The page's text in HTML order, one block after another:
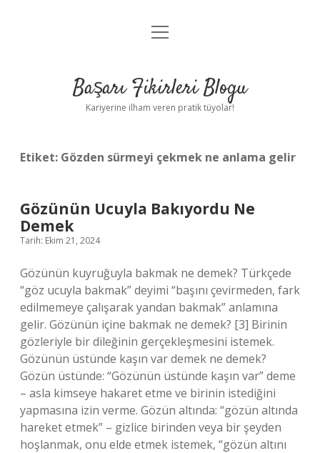
Anasayfa
Yasal Uyarı
menüyü
Başarı Fikirleri Blogu
Kariyerine ilham veren pratik tüyolar!
Etiket: Gözden sürmeyi çekmek ne anlama gelir
Gözünün Ucuyla Bakıyordu Ne
Demek
Tarih: Ekim 21, 2024
Gözünün kuyruğuyla bakmak ne demek? Türkçede
“göz ucuyla bakmak” deyimi “başını çevirmeden, fark
edilmemeye çalışarak yandan bakmak” anlamına
gelir. Gözünün içine bakmak ne demek? [3] Birinin
gözleriyle bir dileğinin gerçekleşmesini istemek.
Gözünün üstünde kaşın var demek ne demek?
Gözün üstünde: “Gözünün üstünde kaşın var” deme
– asla kimseye hakaret etme ve birinin istediğini
yapmasına izin verme. Gözün altında: “gözün altında
hareket etmek” – gizlice birinden veya bir şeyden
hoşlanmak, onu elde etmek istemek, “gözün altını